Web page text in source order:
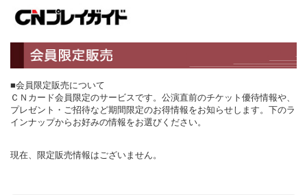
■会員限定販売について
ＣＮカード会員限定のサービスです。公演直前のチケット優待情報や、
プレゼント・ご招待など期間限定のお得情報をお知らせします。下のラ
インナップからお好みの情報をお選びください。
現在、限定販売情報はございません。